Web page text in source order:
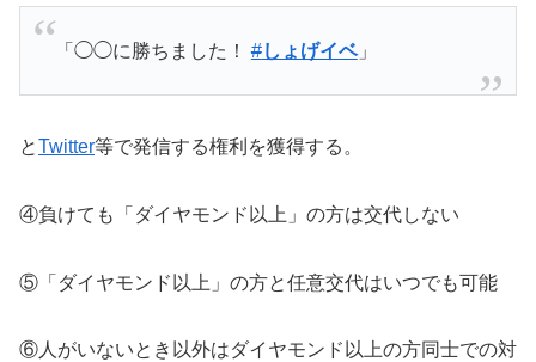
「◯◯に勝ちました！#しょげイベ」
とTwitter等で発信する権利を獲得する。
④負けても「ダイヤモンド以上」の方は交代しない
⑤「ダイヤモンド以上」の方と任意交代はいつでも可能
⑥人がいないとき以外はダイヤモンド以上の方同士での対